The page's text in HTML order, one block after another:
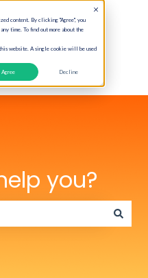
content. By clicking "Agree", you
time. To find out more about the
website. A single cookie will be used
Agree Decline
you?